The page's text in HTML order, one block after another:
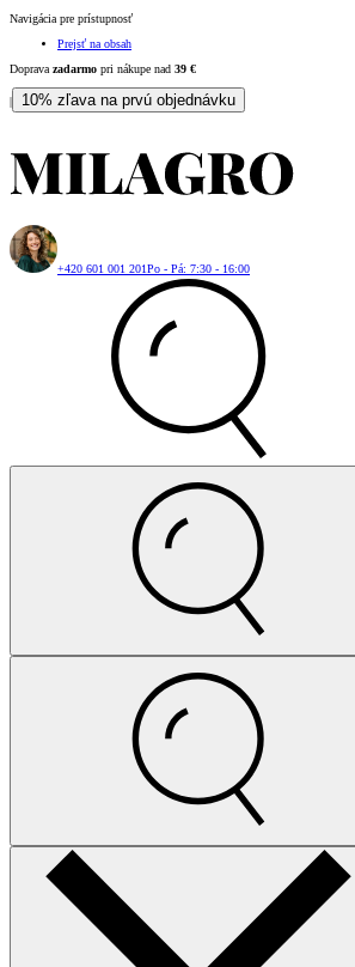
Navigácia pre prístupnosť
Prejsť na obsah
Doprava zadarmo pri nákupe nad 39 €
| 10% zľava na prvú objednávku
+420 601 001 201Po - Pá: 7:30 - 16:00